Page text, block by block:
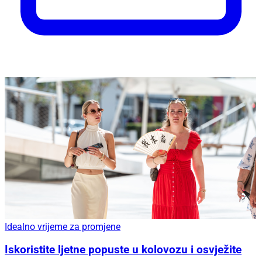
Idealno vrijeme za promjene
Iskoristite ljetne popuste u kolovozu i osvježite